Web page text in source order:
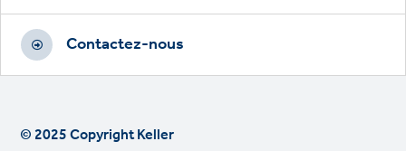
Contactez-nous
© 2025 Copyright Keller